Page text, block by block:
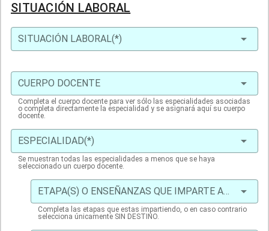
SITUACIÓN LABORAL
SITUACIÓN LABORAL(*)
CUERPO DOCENTE
Completa el cuerpo docente para ver sólo las especialidades asociadas
o completa directamente la especialidad y se asignará aquí su cuerpo
docente.
ESPECIALIDAD(*)
Se muestran todas las especialidades a menos que se haya
seleccionado un cuerpo docente.
ETAPA(S) O ENSEÑANZAS QUE IMPARTE ACTUALMENTE(*)
Completa las etapas que estas impartiendo, o en caso contrario
selecciona únicamente SIN DESTINO.